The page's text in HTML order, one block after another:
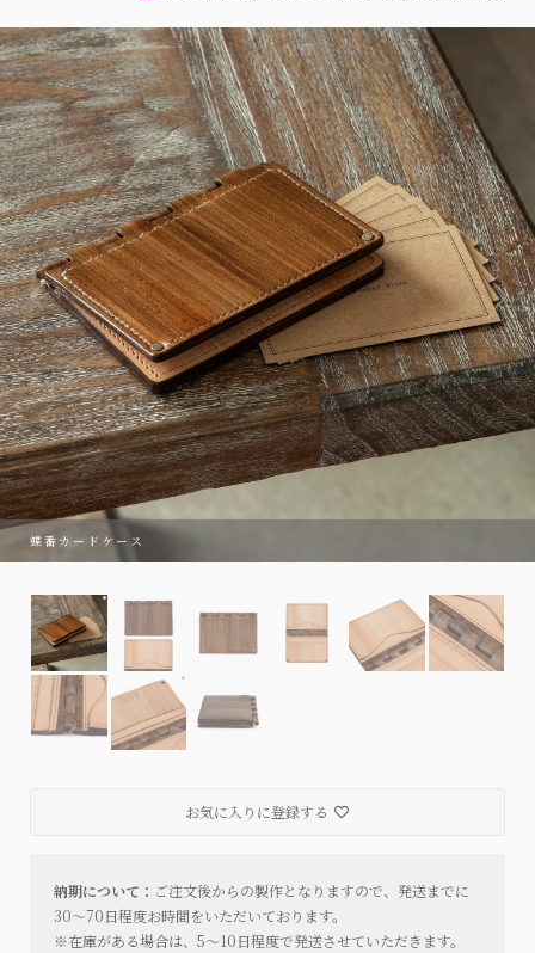
蝶番カードケース
蝶番カードケース
納期について： ご注文後からの製作となりますので、発送までに
30〜70日程度お時間をいただいております。
※在庫がある場合は、5〜10日程度で発送させていただきます。
お気に入りに登録する